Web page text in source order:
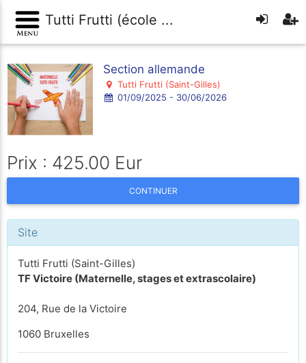
Tutti Frutti (école ...
Section allemande
Tutti Frutti (Saint-Gilles)
01/09/2025 - 30/06/2026
Prix : 425.00 Eur
CONTINUER
Site
Tutti Frutti (Saint-Gilles)
TF Victoire (Maternelle, stages et extrascolaire)
204, Rue de la Victoire
1060 Bruxelles